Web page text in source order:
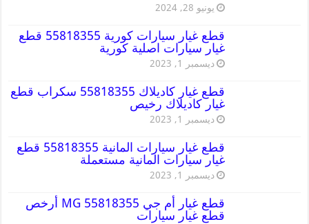
يونيو 28, 2024
قطع غيار سيارات كورية 55818355 قطع
غيار سيارات اصلية كورية
ديسمبر 1, 2023
قطع غيار كاديلاك 55818355 سكراب قطع
غيار كاديلاك رخيص
ديسمبر 1, 2023
قطع غيار سيارات المانية 55818355 قطع
غيار سيارات المانية مستعملة
ديسمبر 1, 2023
قطع غيار أم جي MG 55818355 أرخص
قطع غيار سيارات